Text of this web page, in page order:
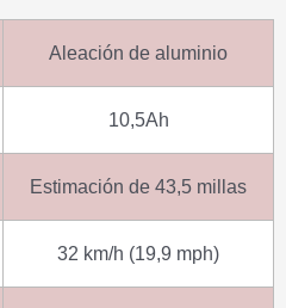
Aleación de aluminio
10,5Ah
Estimación de 43,5 millas
32 km/h (19,9 mph)